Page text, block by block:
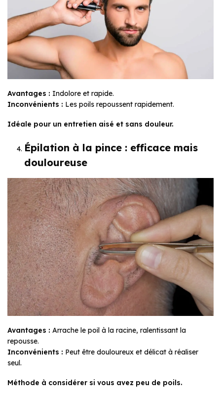
Avantages : Indolore et rapide.
Inconvénients : Les poils repoussent rapidement.
Idéale pour un entretien aisé et sans douleur.
Épilation à la pince : efficace mais
douloureuse
Avantages : Arrache le poil à la racine, ralentissant la
repousse.
Inconvénients : Peut être douloureux et délicat à réaliser
seul.
Méthode à considérer si vous avez peu de poils.